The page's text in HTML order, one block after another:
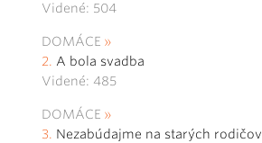
Videné: 504
DOMÁCE
A bola svadba
Videné: 485
DOMÁCE
Nezabúdajme na starých rodičov